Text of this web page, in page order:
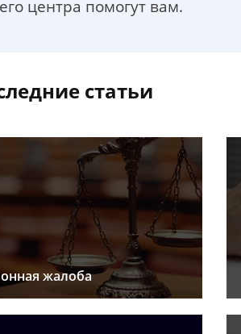
центра помогут вам.
статьи
жалоба